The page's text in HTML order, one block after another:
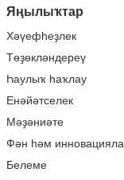
Яңылыҡтар
Хәүефһеҙлек
Төҙөкләндереү
Һаулыҡ һаҡлау
Енәйәтселек
Мәҙәниәте
Фән һәм
Белеме